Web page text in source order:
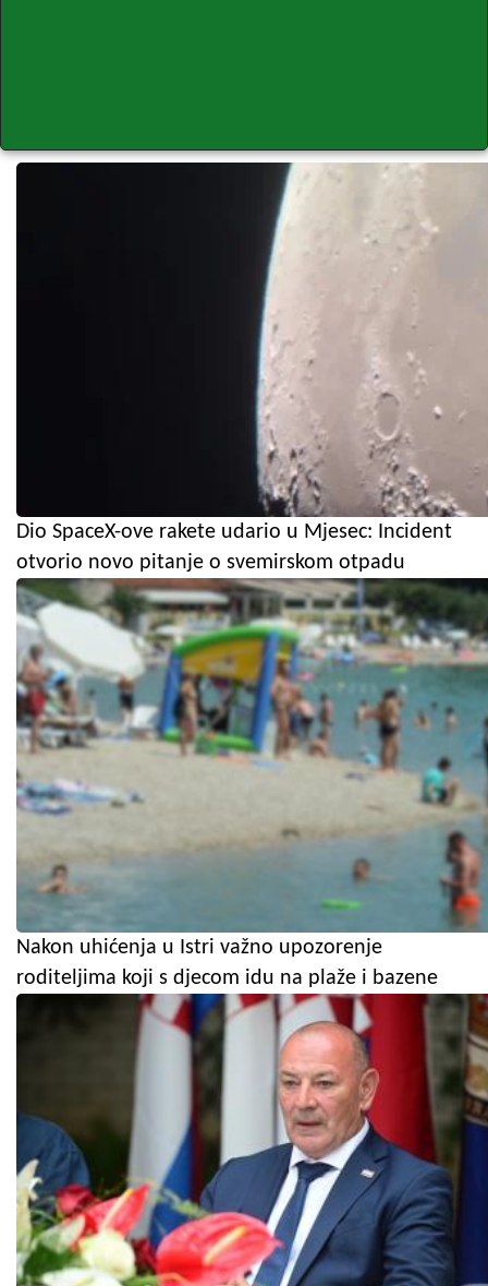
Dio SpaceX-ove rakete udario u Mjesec: Incident
otvorio novo pitanje o svemirskom otpadu
Nakon uhićenja u Istri važno upozorenje
roditeljima koji s djecom idu na plaže i bazene